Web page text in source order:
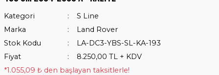
Kategori
S Line
Marka
Land Rover
Stok Kodu
LA-DC3-YBS-SL-KA-193
Fiyat
8.250,00 TL + KDV
*1.055,09 ₺ den başlayan taksitlerle!